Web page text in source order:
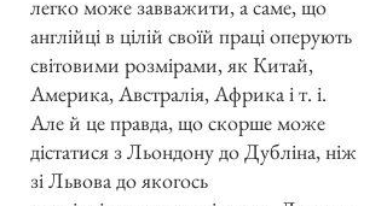
легко може завважити, а саме, що
англійці в цілій своїй праці оперують
світовими розмірами, як Китай,
Америка, Австралія, Африка і т. і.
Але й це правда, що скорше може
дістатися з Льондону до Дубліна, ніж
зі Львова до якогось